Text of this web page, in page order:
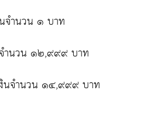
จำนวน ๑ บาท
ำนวน ๑๒,๙๙๙ บาท
นจำนวน ๑๔,๙๙๙ บาท